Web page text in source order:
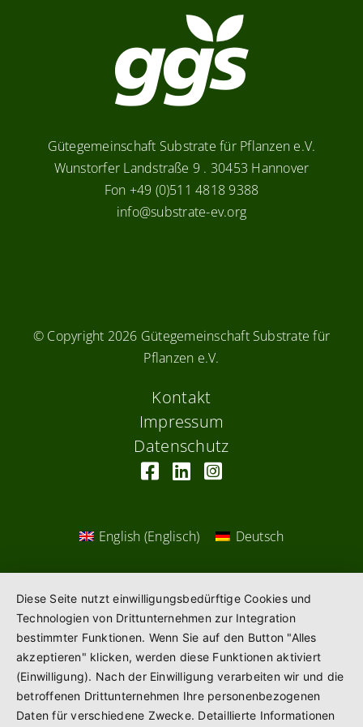
Gütegemeinschaft Substrate für Pflanzen e.V.
Wunstorfer Landstraße 9 . 30453 Hannover
Fon +49 (0)511 4818 9388
info@substrate-ev.org
© Copyright 2026 Gütegemeinschaft Substrate für
Pflanzen e.V.
Kontakt
Impressum
Datenschutz
English (Englisch) Deutsch
Diese Seite nutzt einwilligungsbedürftige Cookies und
Technologien von Drittunternehmen zur Integration
bestimmter Funktionen. Wenn Sie auf den Button "Alles
akzeptieren" klicken, werden diese Funktionen aktiviert
(Einwilligung). Nach der Einwilligung verarbeiten wir und die
betroffenen Drittunternehmen Ihre personenbezogenen
Daten für verschiedene Zwecke. Detaillierte Informationen